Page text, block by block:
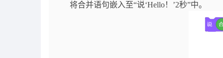
将合并语句嵌入至“说‘Hello！’2秒”中。